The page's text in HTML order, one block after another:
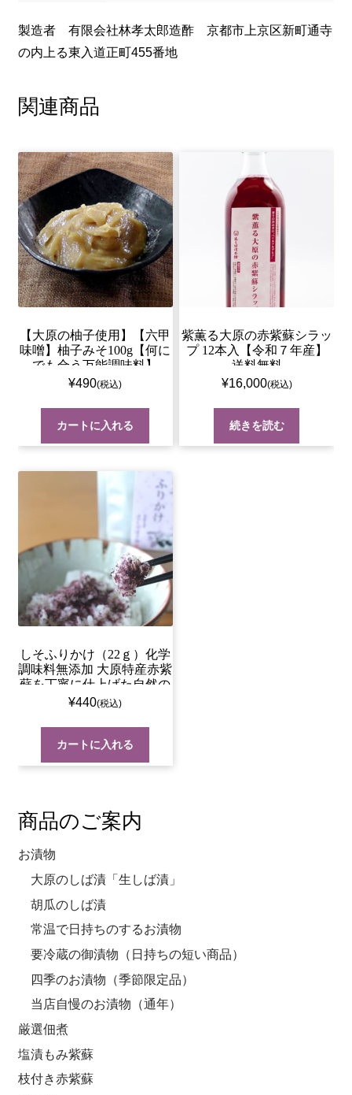
製造者 有限会社林孝太郎造酢 京都市上京区新町通寺
の内上る東入道正町455番地
関連商品
【大原の柚子使用】【六甲
味噌】柚子みそ100g【何に
でも合う万能調味料】
¥490
カートに入れる
紫薫る大原の赤紫蘇シラッ
プ 12本入【令和７年産】
送料無料
¥16,000
続きを読む
しそふりかけ（22ｇ）化学
調味料無添加 大原特産赤紫
蘇を丁寧に仕上げた自然の
味
¥440
カートに入れる
商品のご案内
お漬物
大原のしば漬「生しば漬」
胡瓜のしば漬
常温で日持ちのするお漬物
要冷蔵の御漬物（日持ちの短い商品）
四季のお漬物（季節限定品）
当店自慢のお漬物（通年）
厳選佃煮
塩漬もみ紫蘇
枝付き赤紫蘇